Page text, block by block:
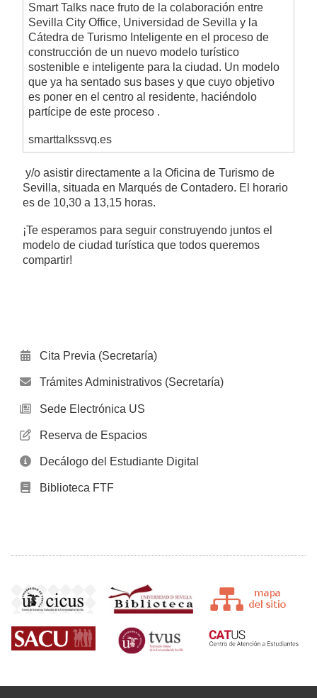
Smart Talks nace fruto de la colaboración entre
Sevilla City Office, Universidad de Sevilla y la
Cátedra de Turismo Inteligente en el proceso de
construcción de un nuevo modelo turístico
sostenible e inteligente para la ciudad. Un modelo
que ya ha sentado sus bases y que cuyo objetivo
es poner en el centro al residente, haciéndolo
partícipe de este proceso .
smarttalkssvq.es
y/o asistir directamente a la Oficina de Turismo de
Sevilla, situada en Marqués de Contadero. El horario
es de 10,30 a 13,15 horas.
¡Te esperamos para seguir construyendo juntos el
modelo de ciudad turística que todos queremos
compartir!
Cita Previa (Secretaría)
Trámites Administrativos (Secretaría)
Sede Electrónica US
Reserva de Espacios
Decálogo del Estudiante Digital
Biblioteca FTF